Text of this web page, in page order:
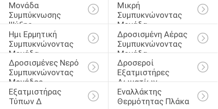
Μονάδα
Συμπύκνωσης
Ψύξης
Μικρή
Συμπυκνώνοντας
Μονάδα
Ημι Ερμητική
Συμπυκνώνοντας
Μονάδα
Δροσισμένη Αέρας
Συμπυκνώνοντας
Μονάδα
Δροσισμένες Νερό
Συμπυκνώνοντας
Μονάδες
Δροσεροί
Εξατμιστήρες
Δωματίων
Εξατμιστήρας
Τύπων Δ
Εναλλάκτης
Θερμότητας Πλάκα